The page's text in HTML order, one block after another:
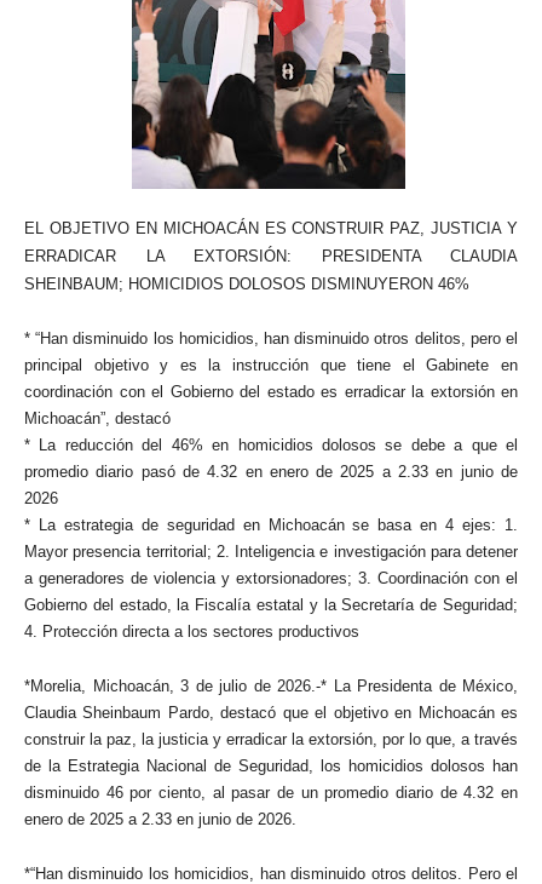
EL OBJETIVO EN MICHOACÁN ES CONSTRUIR PAZ, JUSTICIA Y
ERRADICAR LA EXTORSIÓN: PRESIDENTA CLAUDIA
SHEINBAUM; HOMICIDIOS DOLOSOS DISMINUYERON 46%
* “Han disminuido los homicidios, han disminuido otros delitos, pero el
principal objetivo y es la instrucción que tiene el Gabinete en
coordinación con el Gobierno del estado es erradicar la extorsión en
Michoacán”, destacó
* La reducción del 46% en homicidios dolosos se debe a que el
promedio diario pasó de 4.32 en enero de 2025 a 2.33 en junio de
2026
* La estrategia de seguridad en Michoacán se basa en 4 ejes: 1.
Mayor presencia territorial; 2. Inteligencia e investigación para detener
a generadores de violencia y extorsionadores; 3. Coordinación con el
Gobierno del estado, la Fiscalía estatal y la Secretaría de Seguridad;
4. Protección directa a los sectores productivos
*Morelia, Michoacán, 3 de julio de 2026.-* La Presidenta de México,
Claudia Sheinbaum Pardo, destacó que el objetivo en Michoacán es
construir la paz, la justicia y erradicar la extorsión, por lo que, a través
de la Estrategia Nacional de Seguridad, los homicidios dolosos han
disminuido 46 por ciento, al pasar de un promedio diario de 4.32 en
enero de 2025 a 2.33 en junio de 2026.
*“Han disminuido los homicidios, han disminuido otros delitos. Pero el